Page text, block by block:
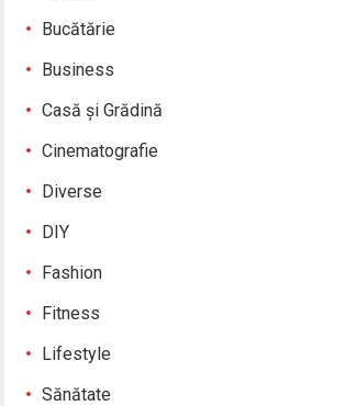
Bucătărie
Business
Casă și Grădină
Cinematografie
Diverse
DIY
Fashion
Fitness
Lifestyle
Sănătate